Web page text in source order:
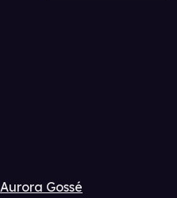
Aurora Gossé